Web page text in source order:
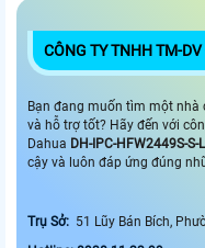
CÔNG TY TNHH TM-
Bạn đang muốn tìm một nhà
và hỗ trợ tốt? Hãy đến với
Dahua DH-IPC-HFW2449S-S-
cậy và luôn đáp ứng đúng
Trụ Sở: 51 Lũy Bán Bích,